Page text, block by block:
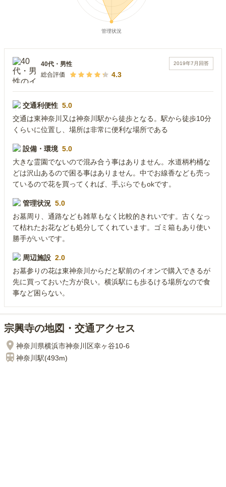
2019年7月 回答
40代 ・ 男性
総合評価
4.3
交通利便性 5.0
交通は東神奈川又は神奈川駅から徒歩となる。駅から徒歩10分
くらいに位置し、場所は非常に便利な場所である
設備・環境 5.0
大きな霊園でないので混み合う事はありません。水道柄杓桶な
どは沢山あるので困る事はありません。中でお線香なども売っ
ているので花を買ってくれば、手ぶらでもokです。
管理状況 5.0
お墓周り、通路なども雑草もなく比較的きれいです。古くなっ
て枯れたお花なども処分してくれています。ゴミ箱もあり使い
勝手がいいです。
周辺施設 2.0
お墓参りの花は東神奈川からだと駅前のイオンで購入できるが
先に買っておいた方が良い。横浜駅にも歩るける場所なので食
事など困らない。
宗興寺の地図・交通アクセス
神奈川県横浜市神奈川区幸ヶ谷10-6
神奈川駅(493m)